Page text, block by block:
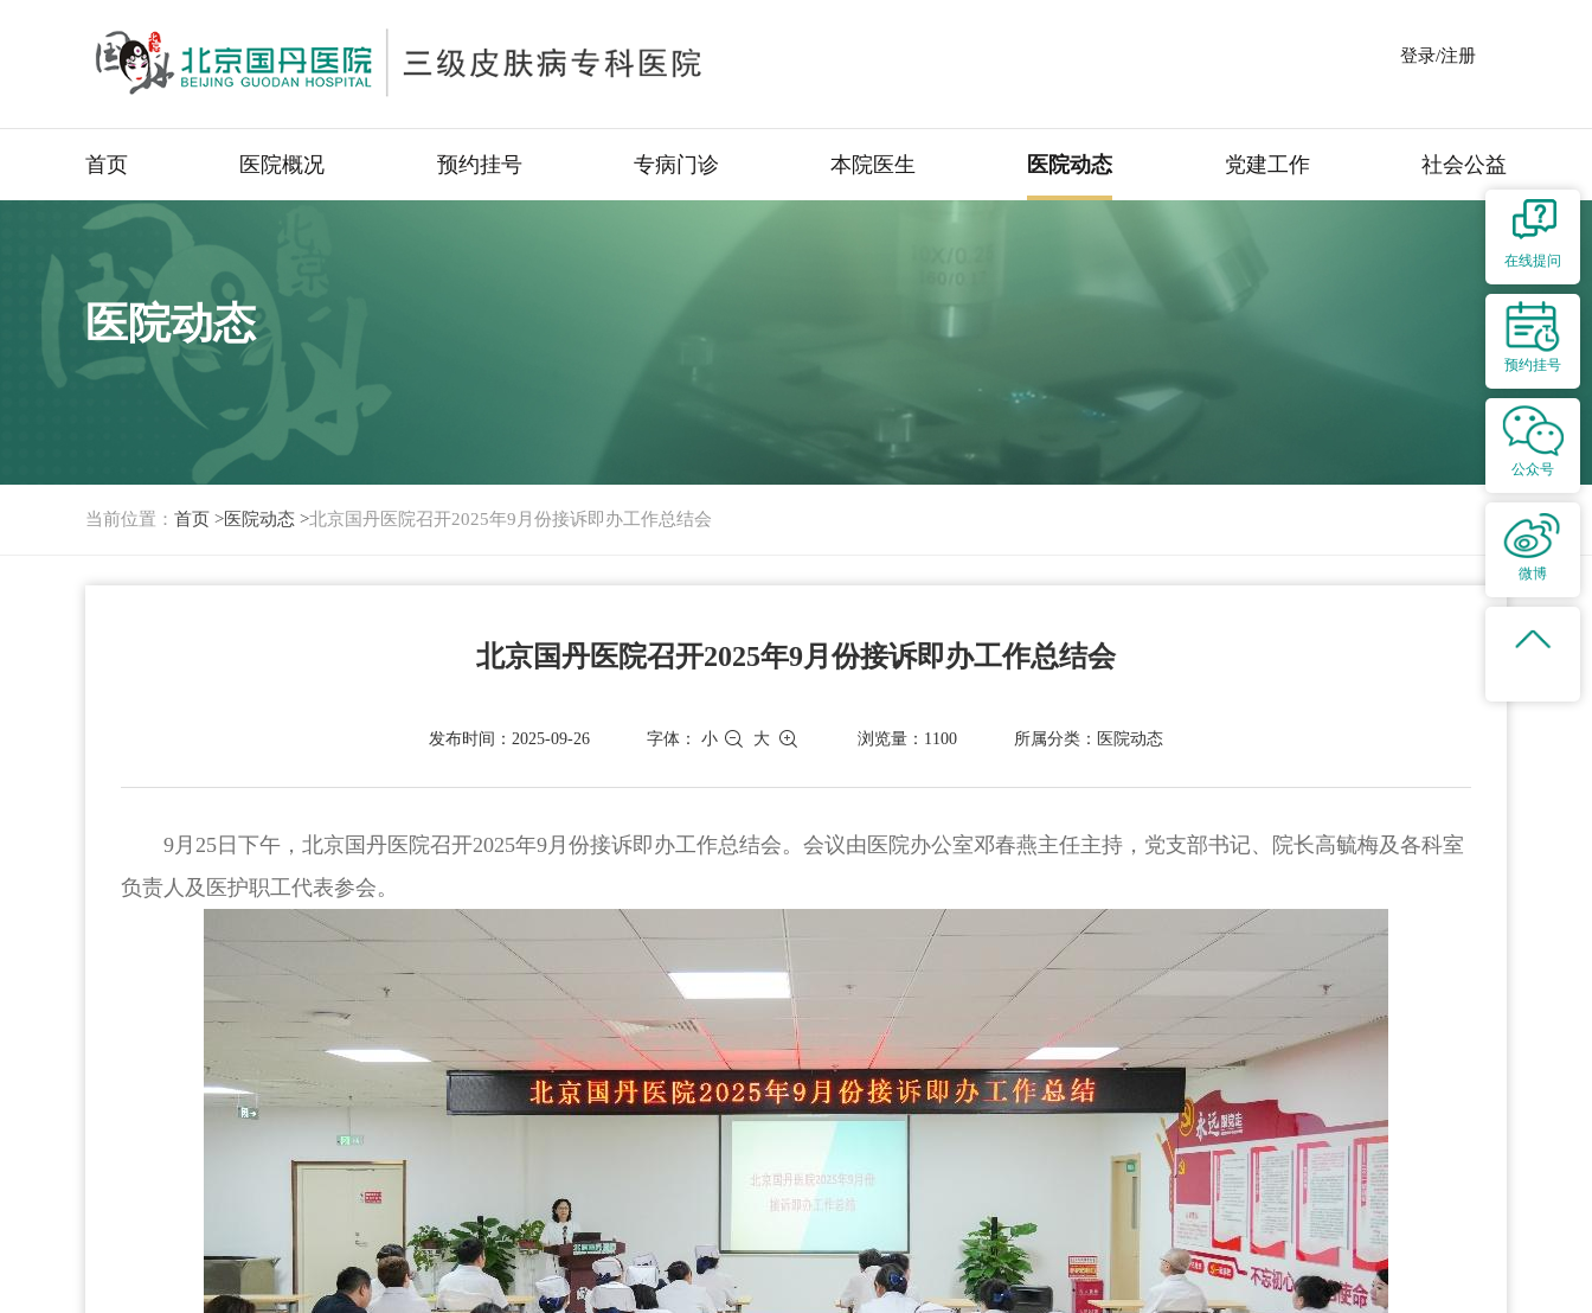
登录/注册
首页 医院概况 预约挂号 专病门诊 本院医生 医院动态 党建工作 社会公益
医院动态
当前位置： 首页 >医院动态 >北京国丹医院召开2025年9月份接诉即办工作总结会
北京国丹医院召开2025年9月份接诉即办工作总结会
发布时间：2025-09-26 字体： 小 大 浏览量：1100 所属分类：医院动态
9月25日下午，北京国丹医院召开2025年9月份接诉即办工作总结会。会议由医院办公室邓春燕主任主持，党支部书记、院长高毓梅及各科室
负责人及医护职工代表参会。
在线提问
预约挂号
公众号
微博